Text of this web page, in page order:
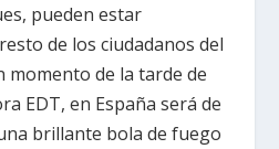
pueden estar
de los ciudadanos del
momento de la tarde de
EDT, en España será de
brillante bola de fuego